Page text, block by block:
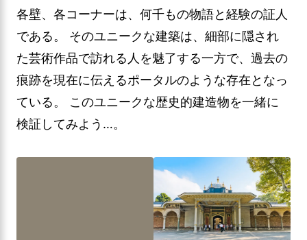
各壁、各コーナーは、何千もの物語と経験の証人
である。 そのユニークな建築は、細部に隠され
た芸術作品で訪れる人を魅了する一方で、過去の
痕跡を現在に伝えるポータルのような存在となっ
ている。 このユニークな歴史的建造物を一緒に
検証してみよう…。